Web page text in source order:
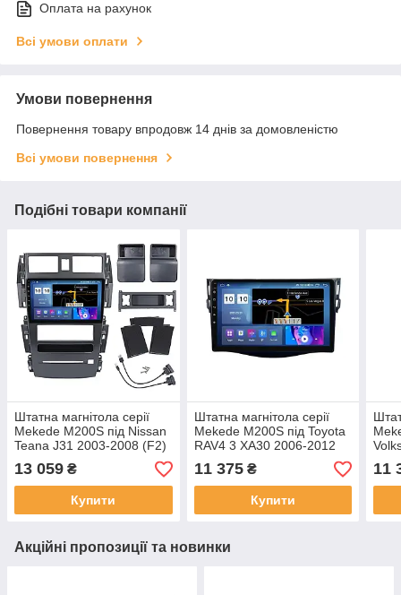
Оплата на рахунок
Всі умови оплати
Умови повернення
Повернення товару впродовж 14 днів за домовленістю
Всі умови повернення
Подібні товари компанії
Штатна магнітола серії
Mekede M200S під Nissan
Teana J31 2003-2008 (F2)
9 дюймів
13 059 ₴
Купити
Штатна магнітола серії
Mekede M200S під Toyota
RAV4 3 XA30 2006-2012
(F1) 9 дюймів
11 375₴
Купити
11
Акційні пропозиції та новинки